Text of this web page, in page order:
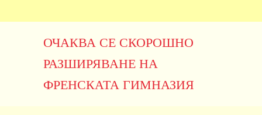
ОЧАКВА СЕ СКОРОШНО
РАЗШИРЯВАНЕ НА
ФРЕНСКАТА ГИМНАЗИЯ